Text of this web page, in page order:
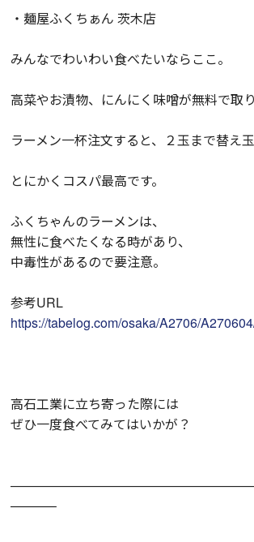
・麺屋ふくちぁん 茨木店
みんなでわいわい食べたいならここ。
高菜やお漬物、にんにく味噌が無料で取り
ラーメン一杯注文すると、２玉まで替え玉
とにかくコスパ最高です。
ふくちゃんのラーメンは、
無性に食べたくなる時があり、
中毒性があるので要注意。
参考URL
https://tabelog.com/osaka/A2706/
高石工業に立ち寄った際には
ぜひ一度食べてみてはいかが？
———–